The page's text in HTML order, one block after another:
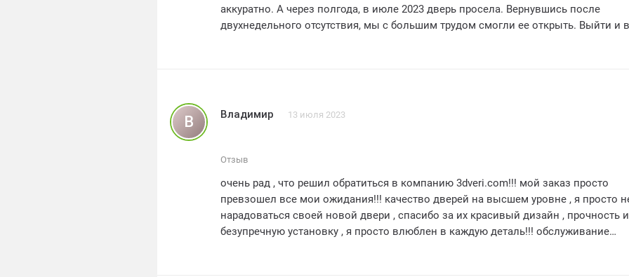
аккуратно. А через полгода, в июле 2023 дверь просела. Вернувшись после
двухнедельного отсутствия, мы с большим трудом смогли ее открыть. Выйти и
нам отвечают, что им некогда или, что у них выходные. Дверь пока открывается
забуксует и это не повлечет за собой летальных последствий? Например, при
не сможет вовремя попасть в квартиру.
В Владимир 13 июля 2023
Отзыв
очень рад , что решил обратиться в компанию 3dveri.com!!! мой заказ просто
превзошел все мои ожидания!!! качество дверей на высшем уровне , я просто
нарадоваться своей новой двери , спасибо за их красивый дизайн , прочность и
безупречную установку , я просто влюблен в каждую деталь!!! обслуживание